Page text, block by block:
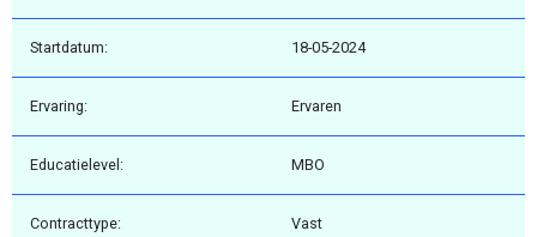
Startdatum: 18-05-2024
Ervaring: Ervaren
Educatielevel: MBO
Contracttype: Vast